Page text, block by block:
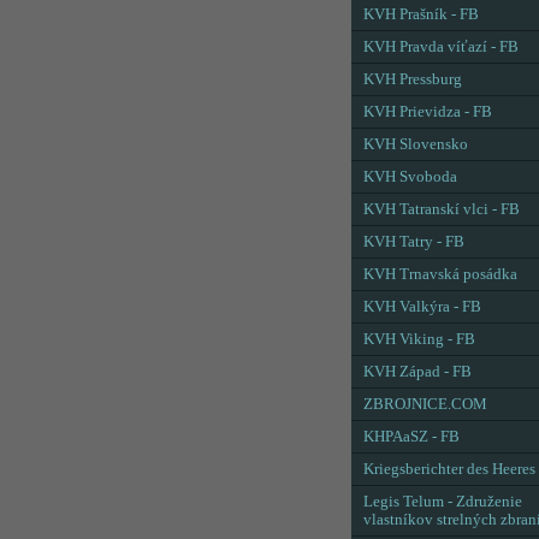
KVH Prašník - FB
KVH Pravda víťazí - FB
KVH Pressburg
KVH Prievidza - FB
KVH Slovensko
KVH Svoboda
KVH Tatranskí vlci - FB
KVH Tatry - FB
KVH Trnavská posádka
KVH Valkýra - FB
KVH Viking - FB
KVH Západ - FB
ZBROJNICE.COM
KHPAaSZ - FB
Kriegsberichter des Heeres
Legis Telum - Združenie
vlastníkov strelných